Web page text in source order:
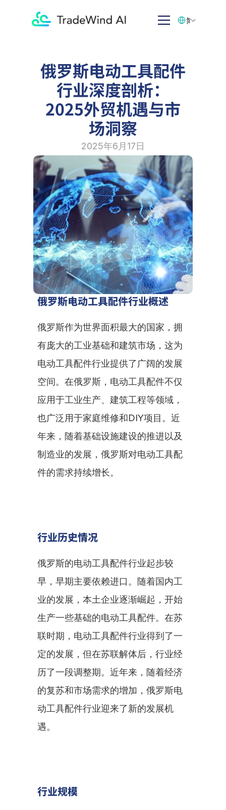
俄罗斯电动工具配件
行业深度剖析：
2025外贸机遇与市
场洞察
2025年6月17日
俄罗斯电动工具配件行业概述
俄罗斯作为世界面积最大的国家，拥
有庞大的工业基础和建筑市场，这为
电动工具配件行业提供了广阔的发展
空间。在俄罗斯，电动工具配件不仅
应用于工业生产、建筑工程等领域，
也广泛用于家庭维修和DIY项目。近
年来，随着基础设施建设的推进以及
制造业的发展，俄罗斯对电动工具配
件的需求持续增长。
行业历史情况
俄罗斯的电动工具配件行业起步较
早，早期主要依赖进口。随着国内工
业的发展，本土企业逐渐崛起，开始
生产一些基础的电动工具配件。在苏
联时期，电动工具配件行业得到了一
定的发展，但在苏联解体后，行业经
历了一段调整期。近年来，随着经济
的复苏和市场需求的增加，俄罗斯电
动工具配件行业迎来了新的发展机
遇。
行业规模
简体中文